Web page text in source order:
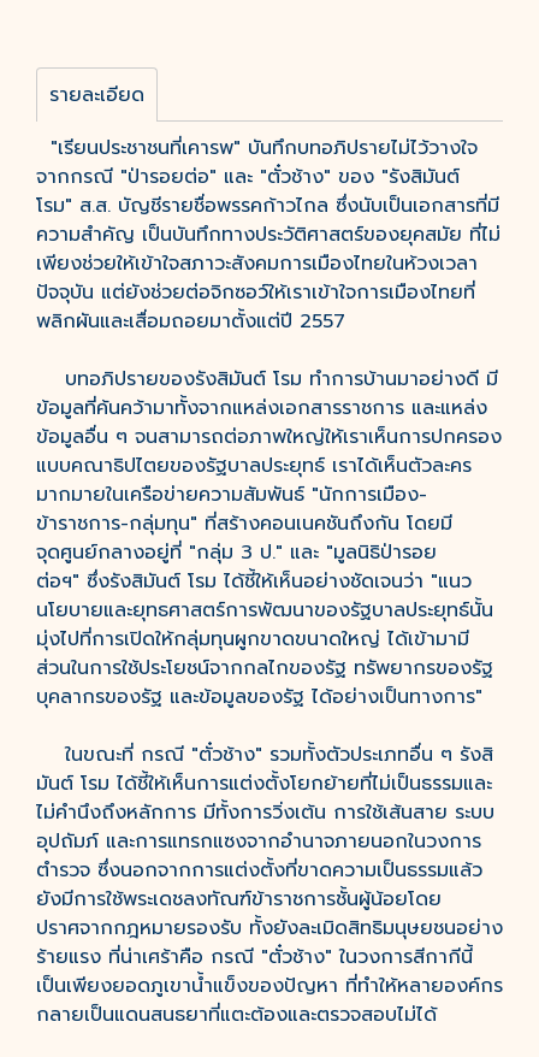
รายละเอียด
"เรียนประชาชนที่เคารพ" บันทึกบทอภิปรายไม่ไว้วางใจ
จากกรณี "ป่ารอยต่อ" และ "ตั๋วช้าง" ของ "รังสิมันต์
โรม" ส.ส. บัญชีรายชื่อพรรคก้าวไกล ซึ่งนับเป็นเอกสารที่มี
ความสำคัญ เป็นบันทึกทางประวัติศาสตร์ของยุคสมัย ที่ไม่
เพียงช่วยให้เข้าใจสภาวะสังคมการเมืองไทยในห้วงเวลา
ปัจจุบัน แต่ยังช่วยต่อจิกซอว์ให้เราเข้าใจการเมืองไทยที่
พลิกผันและเสื่อมถอยมาตั้งแต่ปี 2557
บทอภิปรายของรังสิมันต์ โรม ทำการบ้านมาอย่างดี มี
ข้อมูลที่ค้นคว้ามาทั้งจากแหล่งเอกสารราชการ และแหล่ง
ข้อมูลอื่น ๆ จนสามารถต่อภาพใหญ่ให้เราเห็นการปกครอง
แบบคณาธิปไตยของรัฐบาลประยุทธ์ เราได้เห็นตัวละคร
มากมายในเครือข่ายความสัมพันธ์ "นักการเมือง-
ข้าราชการ-กลุ่มทุน" ที่สร้างคอนเนคชันถึงกัน โดยมี
จุดศูนย์กลางอยู่ที่ "กลุ่ม 3 ป." และ "มูลนิธิป่ารอย
ต่อฯ" ซึ่งรังสิมันต์ โรม ได้ชี้ให้เห็นอย่างชัดเจนว่า "แนว
นโยบายและยุทธศาสตร์การพัฒนาของรัฐบาลประยุทธ์นั้น
มุ่งไปที่การเปิดให้กลุ่มทุนผูกขาดขนาดใหญ่ ได้เข้ามามี
ส่วนในการใช้ประโยชน์จากกลไกของรัฐ ทรัพยากรของรัฐ
บุคลากรของรัฐ และข้อมูลของรัฐ ได้อย่างเป็นทางการ"
ในขณะที่ กรณี "ตั๋วช้าง" รวมทั้งตัวประเภทอื่น ๆ รังสิ
มันต์ โรม ได้ชี้ให้เห็นการแต่งตั้งโยกย้ายที่ไม่เป็นธรรมและ
ไม่คำนึงถึงหลักการ มีทั้งการวิ่งเต้น การใช้เส้นสาย ระบบ
อุปถัมภ์ และการแทรกแซงจากอำนาจภายนอกในวงการ
ตำรวจ ซึ่งนอกจากการแต่งตั้งที่ขาดความเป็นธรรมแล้ว
ยังมีการใช้พระเดชลงทัณฑ์ข้าราชการชั้นผู้น้อยโดย
ปราศจากกฎหมายรองรับ ทั้งยังละเมิดสิทธิมนุษยชนอย่าง
ร้ายแรง ที่น่าเศร้าคือ กรณี "ตั๋วช้าง" ในวงการสีกากีนี้
เป็นเพียงยอดภูเขาน้ำแข็งของปัญหา ที่ทำให้หลายองค์กร
กลายเป็นแดนสนธยาที่แตะต้องและตรวจสอบไม่ได้